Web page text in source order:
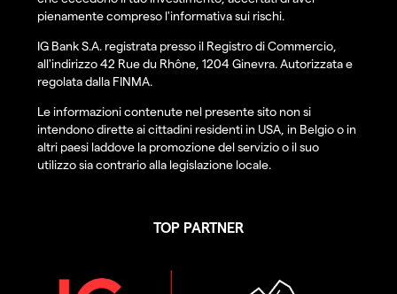
pienamente compreso l'informativa sui rischi.
IG Bank S.A. registrata presso il Registro di Commercio,
all'indirizzo 42 Rue du Rhône, 1204 Ginevra. Autorizzata e
regolata dalla FINMA.
Le informazioni contenute nel presente sito non si
intendono dirette ai cittadini residenti in USA, in Belgio o in
altri paesi laddove la promozione del servizio o il suo
utilizzo sia contrario alla legislazione locale.
TOP PARTNER